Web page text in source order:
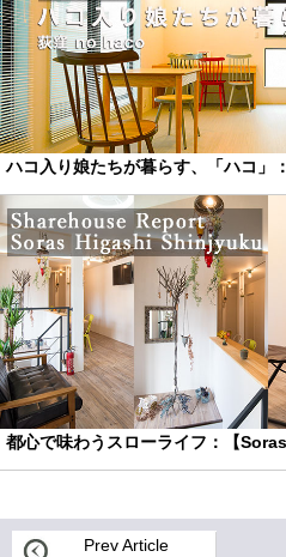
ハコ入り娘たちが暮らす、「ハコ」
都心で味わうスローライフ：【Soras
Prev Article